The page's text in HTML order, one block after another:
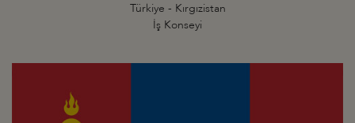
Türkiye - Kırgızistan
İş Konseyi